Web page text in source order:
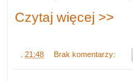
Czytaj więcej >>
21:48 Brak komentarzy: